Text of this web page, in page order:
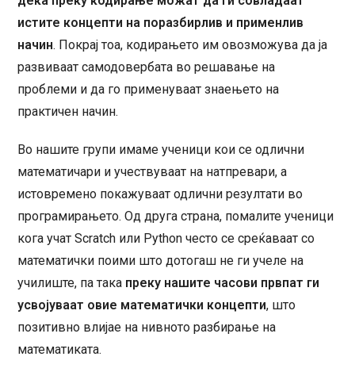
истите концепти на поразбирлив и применлив
начин. Покрај тоа, кодирањето им овозможува да ја
развиваат самодовербата во решавање на
проблеми и да го применуваат знаењето на
практичен начин.
Во нашите групи имаме ученици кои се одлични
математичари и учествуваат на натпревари, а
истовремено покажуваат одлични резултати во
програмирањето. Од друга страна, помалите ученици
кога учат Scratch или Python често се среќаваат со
математички поими што дотогаш не ги учеле на
училиште, па така преку нашите часови првпат ги
усвојуваат овие математички концепти, што
позитивно влијае на нивното разбирање на
математиката.